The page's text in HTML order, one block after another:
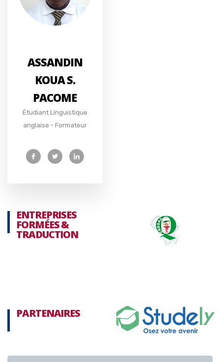
ASSANDIN
KOUA S.
PACOME
Étudiant Linguistique
anglaise - Formateur
ENTREPRISES
FORMÉES &
TRADUCTION
PARTENAIRES